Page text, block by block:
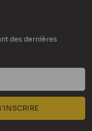
des dernières